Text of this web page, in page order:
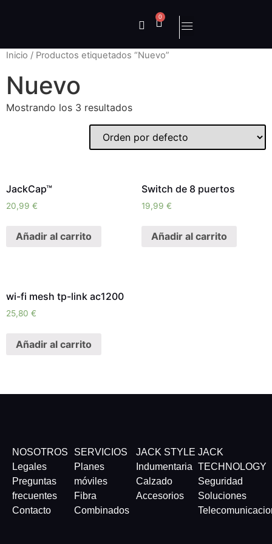
0
Inicio / Productos etiquetados “Nuevo”
Nuevo
Mostrando los 3 resultados
JackCap™
20,99 €
Añadir al carrito
Switch de 8 puertos
19,99 €
Añadir al carrito
wi-fi mesh tp-link ac1200
25,80 €
Añadir al carrito
NOSOTROS
Legales
Preguntas
frecuentes
Contacto
SERVICIOS
Planes
móviles
Fibra
Combinados
JACK STYLE
Indumentaria
Calzado
Accesorios
JACK
TECHNOLOGY
Seguridad
Soluciones